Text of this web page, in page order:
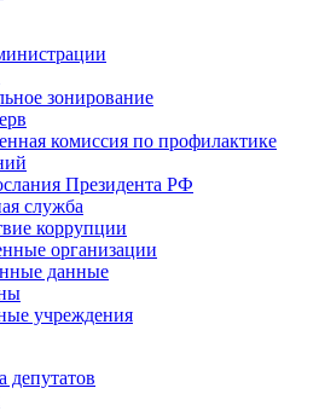
зонирование
комиссия по профилактике
Президента РФ
служба
коррупции
организации
данные
учреждения